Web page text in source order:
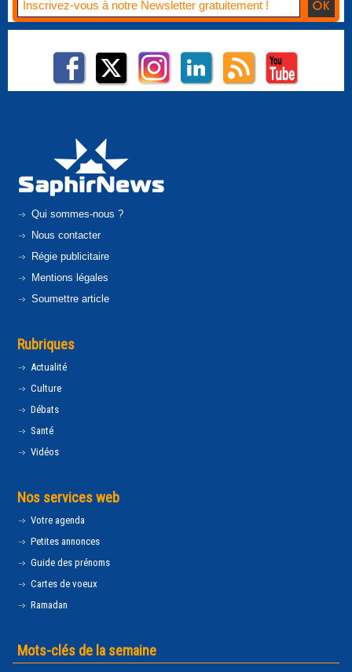
Qui sommes-nous ?
Nous contacter
Régie publicitaire
Mentions légales
Soumettre article
Rubriques
Actualité
Culture
Débats
Santé
Vidéos
Nos services web
Votre agenda
Petites annonces
Guide des prénoms
Cartes de voeux
Ramadan
Mots-clés de la semaine